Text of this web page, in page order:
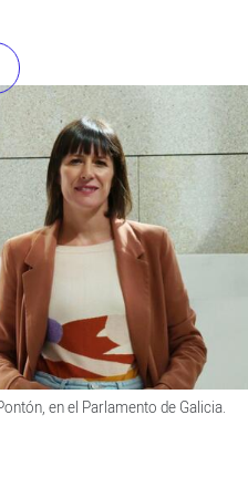
en el Parlamento de Galicia.